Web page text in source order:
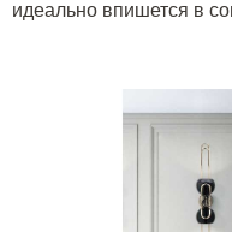
идеально впишется в